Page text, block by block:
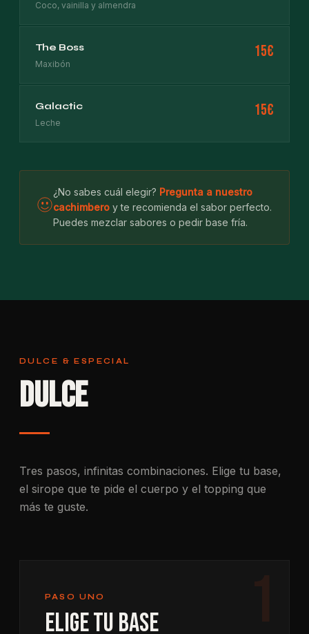
Coco, vainilla y almendra
The Boss
Maxibón
15€
Galactic
Leche
15€
¿No sabes cuál elegir? Pregunta a nuestro
cachimbero y te recomienda el sabor perfecto.
Puedes mezclar sabores o pedir base fría.
DULCE & ESPECIAL
Dulce
Tres pasos, infinitas combinaciones. Elige tu base,
el sirope que te pide el cuerpo y el topping que
más te guste.
PASO UNO
Elige tu Base